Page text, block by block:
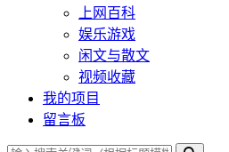
上网百科
娱乐游戏
闲文与散文
视频收藏
我的项目
留言板